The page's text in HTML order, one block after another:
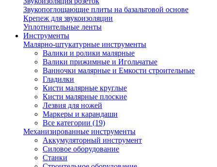
Звукопоглощающие плиты на базальтовой основе
Крепеж для звукоизоляции
Уплотнительные ленты
Инструменты
Малярно-штукатурные инструменты
Валики и ролики малярные
Валики прижимные и Игольчатые
Ванночки малярные и Емкости строительные
Гладилки
Кисти малярные круглые
Кисти малярные плоские
Лезвия для ножей
Маркеры и карандаши
Все категории (19)
Механизированные инструменты
Аккумуляторный инструмент
Силовое оборудование
Станки